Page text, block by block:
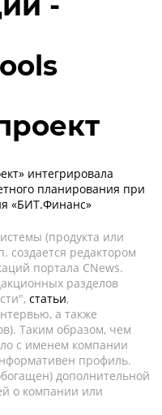
интегрировала
планирования при
«БИТ.Финанс»
(продукта или
создается редактором
портала CNews.
разделов
статьи,
а также
Таким образом, чем
с именем компании
профиль.
дополнительной
о компании или